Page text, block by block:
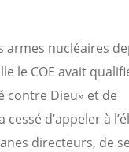
armes nucléaires
le COE avait
contre Dieu» et de
cessé d’appeler à
directeurs, de